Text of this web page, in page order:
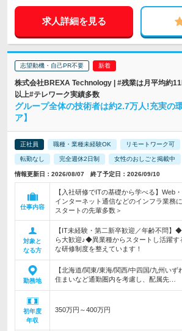
求人詳細を見る
志望動機・自己PR不要
株式会社BREXA Technology | #残業は月平均約
以上#テレワーク実績多数
グループ全体の技術者は約2.7万人!充実の
ア】
正社員 職種・業種未経験OK リモートワーク可
転勤なし 完全週休2日制 女性のおしごと掲載中
情報更新日：2026/08/07 終了予定日：2026/09/10
仕事内容
【入社研修でITの基礎から学べる】Web
インターネット通信などのインフラ業務
スタートの先輩多数＞
対象と
なる方
【IT未経験・第二新卒歓迎／年齢不問】
ら大歓迎♪◆異業種からスタートし活躍
な研修制度を整えています！
勤務地
【北海道/関東/東海/関西/中四国/九州い
住まいなど通勤圏内を考慮し、配属先…
初年度
年収
350万円～400万円